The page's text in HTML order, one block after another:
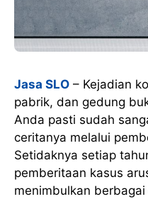
Jasa SLO – Kejadian
pabrik, dan gedung
Anda pasti sudah
ceritanya melalui
Setidaknya setiap
pemberitaan kasus
menimbulkan